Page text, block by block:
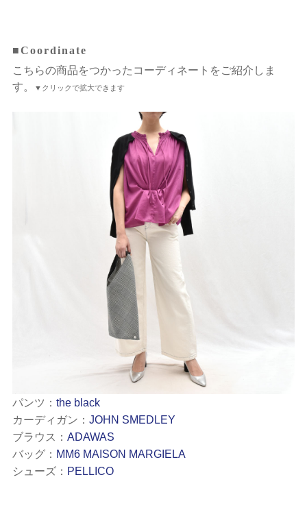
■Coordinate
こちらの商品をつかったコーディネートをご紹介しま
す。
▼クリックで拡大できます
パンツ： the black
カーディガン： JOHN SMEDLEY
ブラウス： ADAWAS
バッグ： MM6 MAISON MARGIELA
シューズ： PELLICO